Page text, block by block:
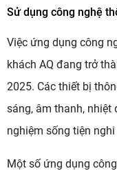
Sử dụng công nghệ
Việc ứng dụng công
khách AQ đang trở
2025. Các thiết bị
sáng, âm thanh, nhiệt
nghiệm sống tiện
Một số ứng dụng